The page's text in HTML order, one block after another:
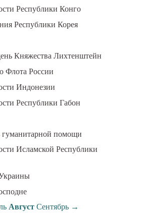
Республики Конго
Республики Корея
Княжества Лихтенштейн
Флота России
Индонезии
Республики Габон
помощи
Исламской Республики
Август Сентябрь →